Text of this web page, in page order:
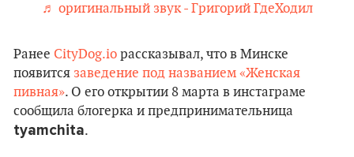
♬ оригинальный звук - Григорий ГдеХодил
Ранее CityDog.io рассказывал, что в Минске
появится заведение под названием «Женская
пивная». О его открытии 8 марта в инстаграме
сообщила блогерка и предпринимательница
tyamchita.